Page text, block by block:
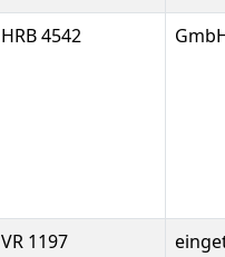
HRB 4542
VR 1197